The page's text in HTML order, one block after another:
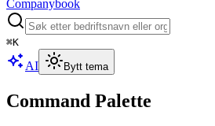
Companybook
⌘K
AI Bytt tema
Command Palette